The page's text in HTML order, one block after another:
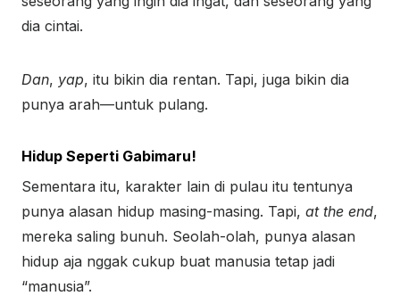
dia cintai.
Dan, yap, itu bikin dia rentan. Tapi, juga bikin dia
punya arah—untuk pulang.
Hidup Seperti Gabimaru!
Sementara itu, karakter lain di pulau itu tentunya
punya alasan hidup masing-masing. Tapi, at the end,
mereka saling bunuh. Seolah-olah, punya alasan
hidup aja nggak cukup buat manusia tetap jadi
“manusia”.